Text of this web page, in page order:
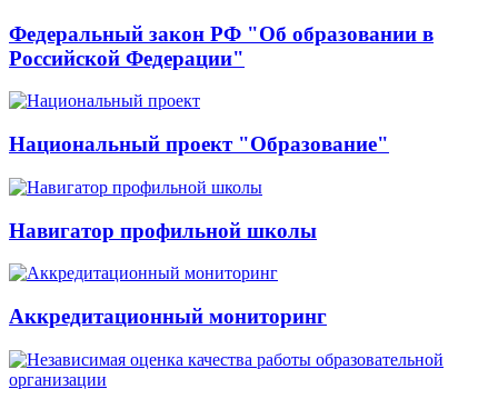
Федеральный закон РФ "Об образовании в
Российской Федерации"
Национальный проект "Образование"
Навигатор профильной школы
Аккредитационный мониторинг